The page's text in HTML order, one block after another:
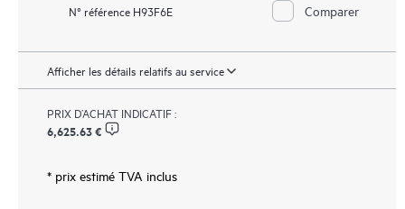
N° référence H93F6E Comparer
Afficher les détails relatifs au service
PRIX D’ACHAT INDICATIF :
6,625.63 €
* prix estimé TVA inclus